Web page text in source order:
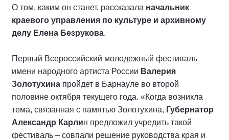
О том, каким он станет, рассказала начальник
краевого управления по культуре и архивному
делу Елена Безрукова.
Первый Всероссийский молодежный фестиваль
имени народного артиста России Валерия
Золотухина пройдет в Барнауле во второй
половине октября текущего года. «Когда возникла
тема, связанная с памятью Золотухина, Губернатор
Александр Карлин предложил учредить такой
фестиваль – совпали решение руководства края и